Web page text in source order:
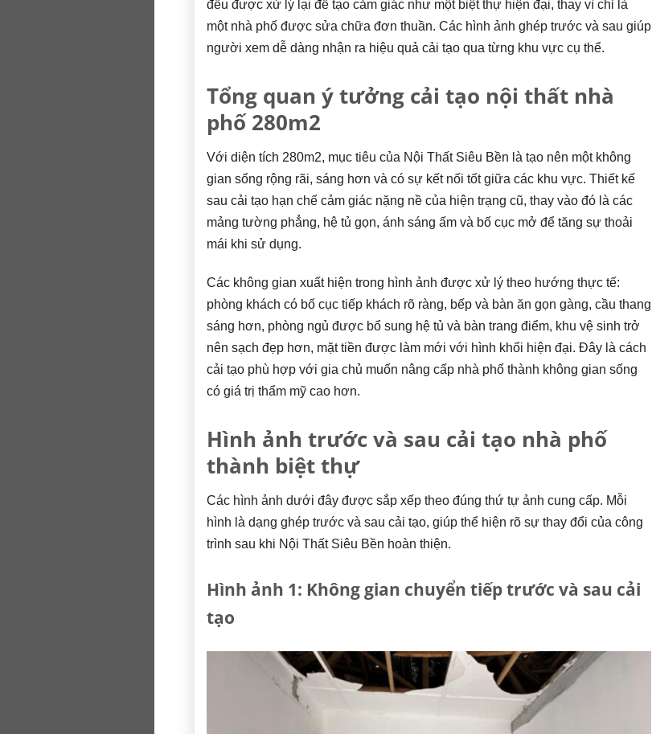
đều được xử lý lại để tạo cảm giác như một biệt thự hiện đại, thay vì chỉ là
một nhà phố được sửa chữa đơn thuần. Các hình ảnh ghép trước và sau giúp
người xem dễ dàng nhận ra hiệu quả cải tạo qua từng khu vực cụ thể.
Tổng quan ý tưởng cải tạo nội thất nhà
phố 280m2
Với diện tích 280m2, mục tiêu của Nội Thất Siêu Bền là tạo nên một không
gian sống rộng rãi, sáng hơn và có sự kết nối tốt giữa các khu vực. Thiết kế
sau cải tạo hạn chế cảm giác nặng nề của hiện trạng cũ, thay vào đó là các
mảng tường phẳng, hệ tủ gọn, ánh sáng ấm và bố cục mở để tăng sự thoải
mái khi sử dụng.
Các không gian xuất hiện trong hình ảnh được xử lý theo hướng thực tế:
phòng khách có bố cục tiếp khách rõ ràng, bếp và bàn ăn gọn gàng, cầu thang
sáng hơn, phòng ngủ được bổ sung hệ tủ và bàn trang điểm, khu vệ sinh trở
nên sạch đẹp hơn, mặt tiền được làm mới với hình khối hiện đại. Đây là cách
cải tạo phù hợp với gia chủ muốn nâng cấp nhà phố thành không gian sống
có giá trị thẩm mỹ cao hơn.
Hình ảnh trước và sau cải tạo nhà phố
thành biệt thự
Các hình ảnh dưới đây được sắp xếp theo đúng thứ tự ảnh cung cấp. Mỗi
hình là dạng ghép trước và sau cải tạo, giúp thể hiện rõ sự thay đổi của công
trình sau khi Nội Thất Siêu Bền hoàn thiện.
Hình ảnh 1: Không gian chuyển tiếp trước và sau cải
tạo